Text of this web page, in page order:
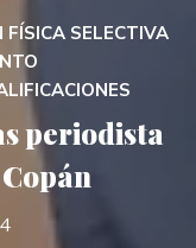
FÍSICA SELECTIVA
periodista